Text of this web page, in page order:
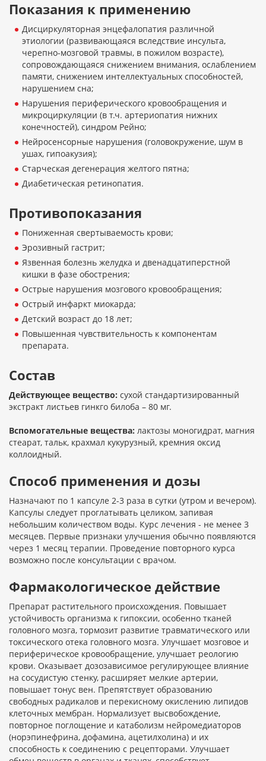
Показания к применению
Дисциркуляторная энцефалопатия различной
этиологии (развивающаяся вследствие инсульта,
черепно-мозговой травмы, в пожилом возрасте),
сопровождающаяся снижением внимания, ослаблением
памяти, снижением интеллектуальных способностей,
нарушением сна;
Нарушения периферического кровообращения и
микроциркуляции (в т.ч. артериопатия нижних
конечностей), синдром Рейно;
Нейросенсорные нарушения (головокружение, шум в
ушах, гипоакузия);
Старческая дегенерация желтого пятна;
Диабетическая ретинопатия.
Противопоказания
Пониженная свертываемость крови;
Эрозивный гастрит;
Язвенная болезнь желудка и двенадцатиперстной
кишки в фазе обострения;
Острые нарушения мозгового кровообращения;
Острый инфаркт миокарда;
Детский возраст до 18 лет;
Повышенная чувствительность к компонентам
препарата.
Состав
Действующее вещество: сухой стандартизированный
экстракт листьев гинкго билоба – 80 мг.
Вспомогательные вещества: лактозы моногидрат, магния
стеарат, тальк, крахмал кукурузный, кремния оксид
коллоидный.
Способ применения и дозы
Назначают по 1 капсуле 2-3 раза в сутки (утром и вечером).
Капсулы следует проглатывать целиком, запивая
небольшим количеством воды. Курс лечения - не менее 3
месяцев. Первые признаки улучшения обычно появляются
через 1 месяц терапии. Проведение повторного курса
возможно после консультации с врачом.
Фармакологическое действие
Препарат растительного происхождения. Повышает
устойчивость организма к гипоксии, особенно тканей
головного мозга, тормозит развитие травматического или
токсического отека головного мозга. Улучшает мозговое и
периферическое кровообращение, улучшает реологию
крови. Оказывает дозозависимое регулирующее влияние
на сосудистую стенку, расширяет мелкие артерии,
повышает тонус вен. Препятствует образованию
свободных радикалов и перекисному окислению липидов
клеточных мембран. Нормализует высвобождение,
повторное поглощение и катаболизм нейромедиаторов
(норэпинефрина, дофамина, ацетилхолина) и их
способность к соединению с рецепторами. Улучшает